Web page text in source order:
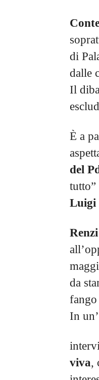
di
dalle
Il
È a
del
tutto”
Luigi
da
In
viva,